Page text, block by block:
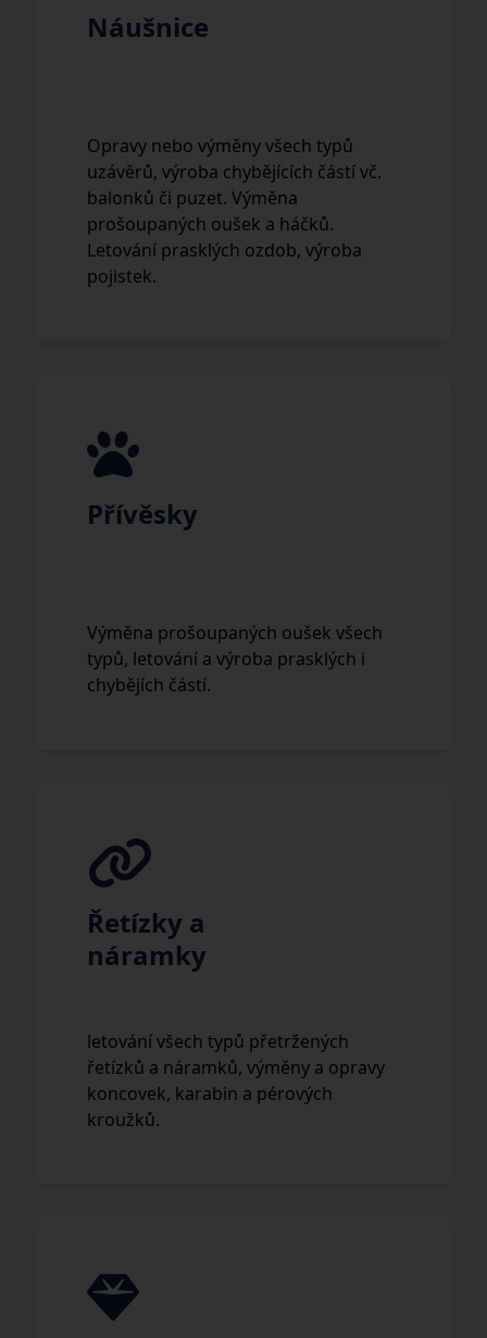
Náušnice
Opravy nebo výměny všech typů
uzávěrů, výroba chybějících částí vč.
balonků či puzet. Výměna
prošoupaných oušek a háčků.
Letování prasklých ozdob, výroba
pojistek.
Přívěsky
Výměna prošoupaných oušek všech
typů, letování a výroba prasklých i
chybějích částí.
Řetízky a
náramky
letování všech typů přetržených
řetízků a náramků, výměny a opravy
koncovek, karabin a pérových
kroužků.